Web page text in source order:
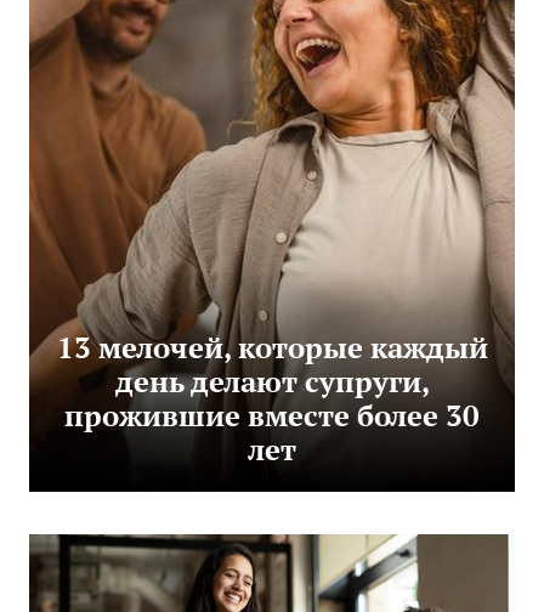
13 мелочей, которые каждый
день делают супруги,
прожившие вместе более 30
лет